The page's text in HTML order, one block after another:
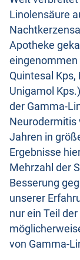
Linolensäure
Apotheke
eingenommen
Quintesal
Unigamol
der Gamma-
Neurodermitis
Jahren in
Ergebnisse
Mehrzahl der
Besserung
unserer
nur ein Teil
von Gamma-